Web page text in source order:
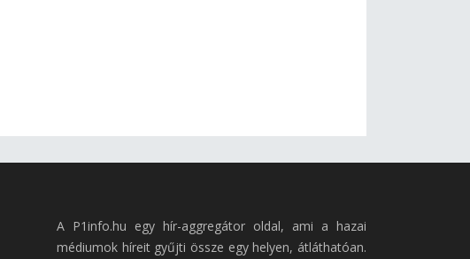
A P1info.hu egy hír-aggregátor oldal, ami a hazai
médiumok híreit gyűjti össze egy helyen, átláthatóan.